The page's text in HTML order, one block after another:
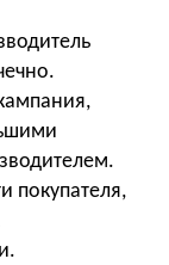
покупателя,